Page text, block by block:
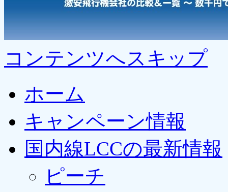
コンテンツへスキップ
ホーム
キャンペーン情報
国内線LCCの最新情報
ピーチ